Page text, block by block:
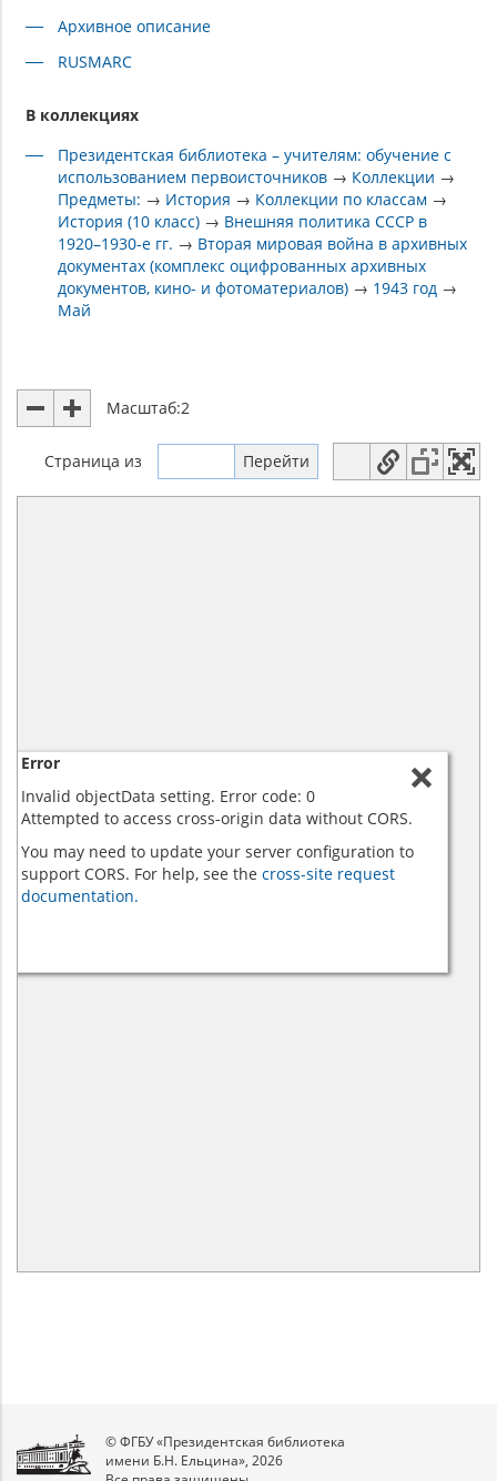
Архивное описание
RUSMARC
В коллекциях
Президентская библиотека – учителям: обучение с
использованием первоисточников → Коллекции →
Предметы: → История → Коллекции по классам →
История (10 класс) → Внешняя политика СССР в
1920–1930-е гг. → Вторая мировая война в архивных
документах (комплекс оцифрованных архивных
документов, кино- и фотоматериалов) → 1943 год →
Май
Масштаб:2
Страница из
Error
Invalid objectData setting. Error code: 0
Attempted to access cross-origin data without CORS.
You may need to update your server configuration to
support CORS. For help, see the cross-site request
documentation.
© ФГБУ «Президентская библиотека
имени Б.Н. Ельцина», 2026